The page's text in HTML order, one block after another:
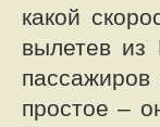
какой
вылетев из
простое –